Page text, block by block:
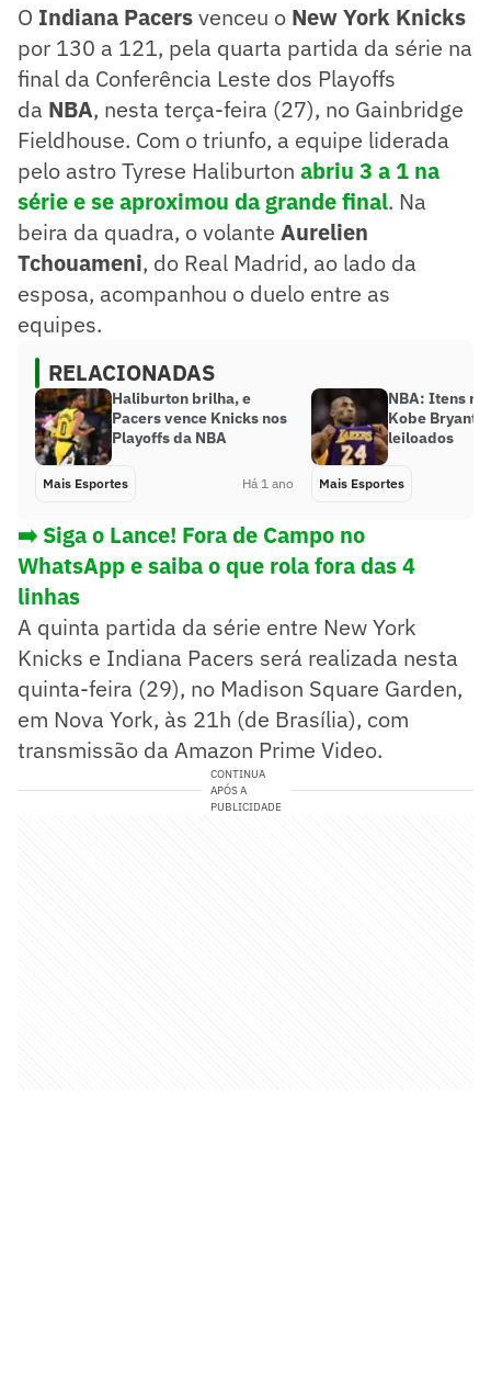
O Indiana Pacersvenceu o New York Knicks
por 130 a 121, pela quarta partida da série na
final da Conferência Leste dos Playoffs
da NBA, nesta terça-feira (27), no Gainbridge
Fieldhouse. Com o triunfo, a equipe liderada
pelo astro Tyrese Haliburton abriu 3 a 1 na
série e se aproximou da grande final. Na
beira da quadra, o volante Aurelien
Tchouameni, do Real Madrid, ao lado da
esposa, acompanhou o duelo entre as
equipes.
RELACIONADAS
Haliburton brilha, e
Pacers vence Knicks nos
Playoffs da NBA
Mais Esportes Há 1 ano
NBA: Itens
Kobe Bryant
leiloados
Mais Esportes
➡️ Siga o Lance! Fora de Campo no
WhatsApp e saiba o que rola fora das 4
linhas
A quinta partida da série entre New York
Knicks e Indiana Pacers será realizada nesta
quinta-feira (29), no Madison Square Garden,
em Nova York, às 21h (de Brasília), com
transmissão da Amazon Prime Video.
CONTINUA
APÓS A
PUBLICIDADE